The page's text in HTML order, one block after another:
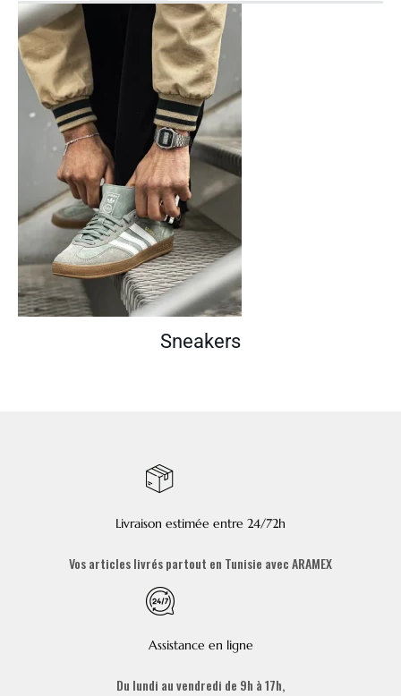
Sneakers
Livraison estimée entre 24/72h
Vos articles livrés partout en Tunisie avec ARAMEX
Assistance en ligne
Du lundi au vendredi de 9h à 17h,